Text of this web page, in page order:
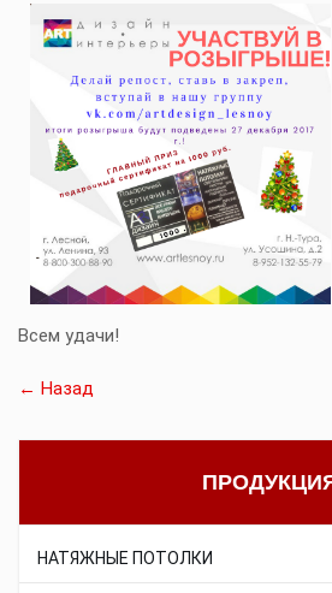
Всем удачи!
← Назад
НАТЯЖНЫЕ ПОТОЛКИ